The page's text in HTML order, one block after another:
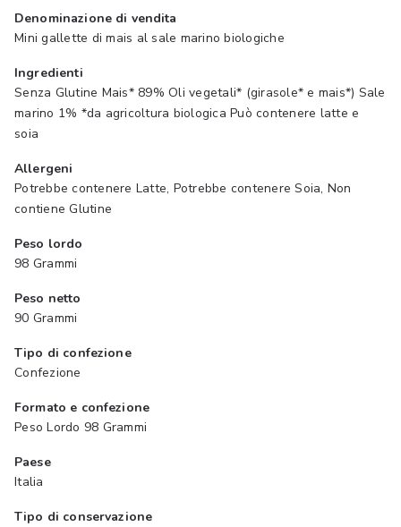
Denominazione di vendita
Mini gallette di mais al sale marino biologiche
Ingredienti
Senza Glutine Mais* 89% Oli vegetali* (girasole* e mais*) Sale
marino 1% *da agricoltura biologica Può contenere latte e
soia
Allergeni
Potrebbe contenere Latte, Potrebbe contenere Soia, Non
contiene Glutine
Peso lordo
98 Grammi
Peso netto
90 Grammi
Tipo di confezione
Confezione
Formato e confezione
Peso Lordo 98 Grammi
Paese
Italia
Tipo di conservazione